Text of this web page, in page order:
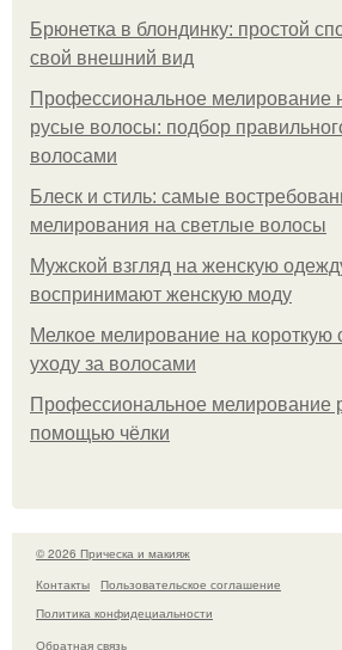
Брюнетка в блондинку: простой
свой внешний вид
Профессиональное мелирование
русые волосы: подбор
волосами
Блеск и стиль: самые
мелирования на светлые волосы
Мужской взгляд на женскую
воспринимают женскую моду
Мелкое мелирование на короткую
уходу за волосами
Профессиональное мелирование
помощью чёлки
© 2026 Прическа и макияж
Контакты
Пользовательское соглашение
Политика конфидециальности
Обратная связь